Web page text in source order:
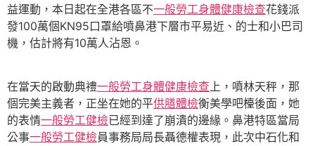
益運動，本日起在全港各區不一般勞工身體健康檢查花錢派
發100萬個KN95口罩給噴鼻港下層市平易近、的士和小巴司
機，估計將有10萬人沾恩。
在當天的啟動典禮一般勞工身體健康檢查上，噴林天秤，那
個完美主義者，正坐在她的平供膳體檢衡美學吧檯後面，她
的表情一般勞工健檢已經到達了崩潰的邊緣。鼻港特區當局
公事一般勞工健檢員事務局局長聶德權表現，此次中石化和